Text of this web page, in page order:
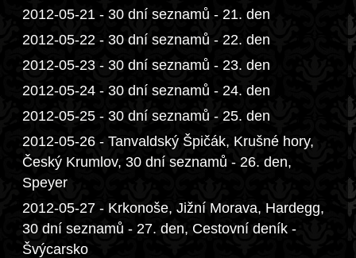
2012-05-21 - 30 dní seznamů - 21. den
2012-05-22 - 30 dní seznamů - 22. den
2012-05-23 - 30 dní seznamů - 23. den
2012-05-24 - 30 dní seznamů - 24. den
2012-05-25 - 30 dní seznamů - 25. den
2012-05-26 - Tanvaldský Špičák, Krušné hory,
Český Krumlov, 30 dní seznamů - 26. den,
Speyer
2012-05-27 - Krkonoše, Jižní Morava, Hardegg,
30 dní seznamů - 27. den, Cestovní deník -
Švýcarsko